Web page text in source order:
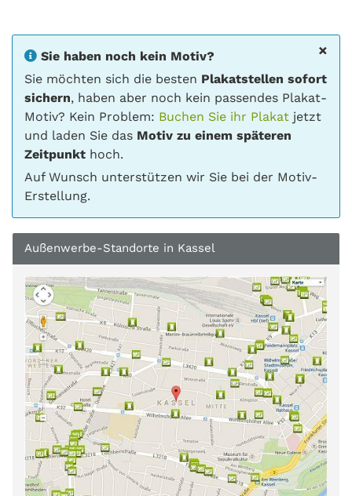
×
Sie haben noch kein Motiv?
Sie möchten sich die besten Plakatstellen sofort
sichern, haben aber noch kein passendes Plakat-
Motiv? Kein Problem: Buchen Sie ihr Plakat jetzt
und laden Sie das Motiv zu einem späteren
Zeitpunkt hoch.
Auf Wunsch unterstützen wir Sie bei der Motiv-
Erstellung.
Außenwerbe-Standorte in Kassel